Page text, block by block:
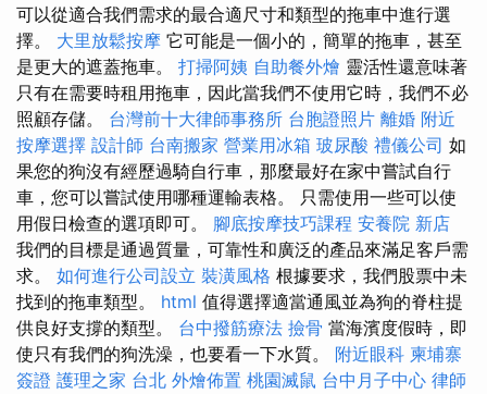
可以從適合我們需求的最合適尺寸和類型的拖車中進行選
擇。 大里放鬆按摩 它可能是一個小的，簡單的拖車，甚至
是更大的遮蓋拖車。 打掃阿姨 自助餐外燴 靈活性還意味著
只有在需要時租用拖車，因此當我們不使用它時，我們不必
照顧存儲。 台灣前十大律師事務所 台胞證照片 離婚 附近
按摩選擇 設計師 台南搬家 營業用冰箱 玻尿酸 禮儀公司 如
果您的狗沒有經歷過騎自行車，那麼最好在家中嘗試自行
車，您可以嘗試使用哪種運輸表格。 只需使用一些可以使
用假日檢查的選項即可。 腳底按摩技巧課程 安養院 新店
我們的目標是通過質量，可靠性和廣泛的產品來滿足客戶需
求。 如何進行公司設立 裝潢風格 根據要求，我們股票中未
找到的拖車類型。 html 值得選擇適當通風並為狗的脊柱提
供良好支撐的類型。 台中撥筋療法 撿骨 當海濱度假時，即
使只有我們的狗洗澡，也要看一下水質。 附近眼科 柬埔寨
簽證 護理之家 台北 外燴佈置 桃園滅鼠 台中月子中心 律師